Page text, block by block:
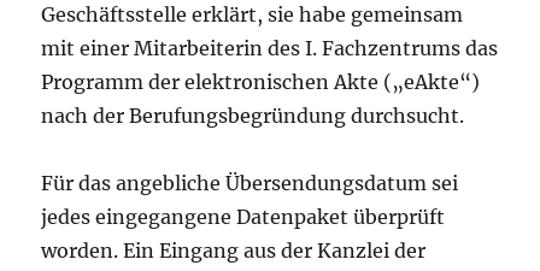
Geschäftsstelle erklärt, sie habe gemeinsam
mit einer Mitarbeiterin des I. Fachzentrums das
Programm der elektronischen Akte („eAkte“)
nach der Berufungsbegründung durchsucht.
Für das angebliche Übersendungsdatum sei
jedes eingegangene Datenpaket überprüft
worden. Ein Eingang aus der Kanzlei der